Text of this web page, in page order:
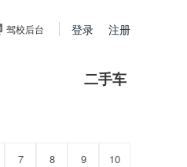
驾校后台 登录 注册
二手车
7 8 9 10